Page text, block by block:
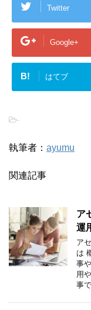
Twitter
Google+
B! はてブ
-
執筆者： ayumu
関連記事
ア
運
ア
は
事
用
事